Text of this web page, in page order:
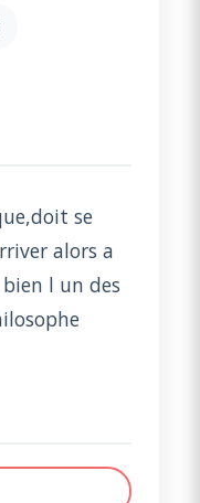
se
alors a
l un des